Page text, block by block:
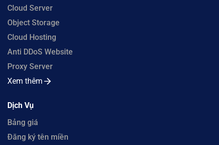
Cloud Server
Object Storage
Cloud Hosting
Anti DDoS Website
Proxy Server
Xem thêm
Dịch Vụ
Bảng giá
Đăng ký tên miền